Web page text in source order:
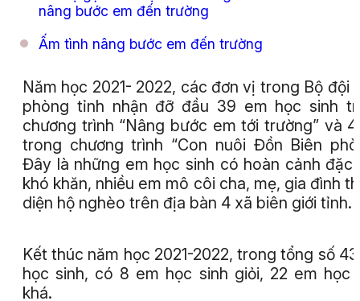
nâng bước em đến trường
Ấm tình nâng bước em đến trường
Năm học 2021- 2022, các đơn vị trong Bộ đội
phòng tỉnh nhận đỡ đầu 39 em học sinh
chương trình “Nâng bước em tới trường” và
trong chương trình “Con nuôi Đồn Biên
Đây là những em học sinh có hoàn cảnh đặc
khó khăn, nhiều em mô côi cha, mẹ, gia đình
diện hộ nghèo trên địa bàn 4 xã biên giới tỉnh.
Kết thúc năm học 2021-2022, trong tổng số
học sinh, có 8 em học sinh giỏi, 22 em học
khá.